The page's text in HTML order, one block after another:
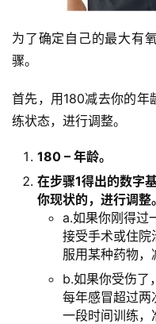
为了确定自己的最大有
骤。
首先，用180减去你的年
练状态，进行调整。
180 – 年龄。
在步骤1得出的数字
你现状的，进行调整。
a.如果你刚得过
接受手术或住院
服用某种药物，
b.如果你受伤了
每年感冒超过两
一段时间训练，